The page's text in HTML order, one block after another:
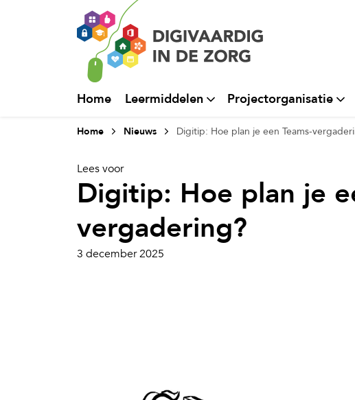
Home Leermiddelen Projectorganisatie
Home Nieuws Digitip: Hoe plan je een Teams-
Lees voor
Digitip: Hoe plan je
vergadering?
3 december 2025